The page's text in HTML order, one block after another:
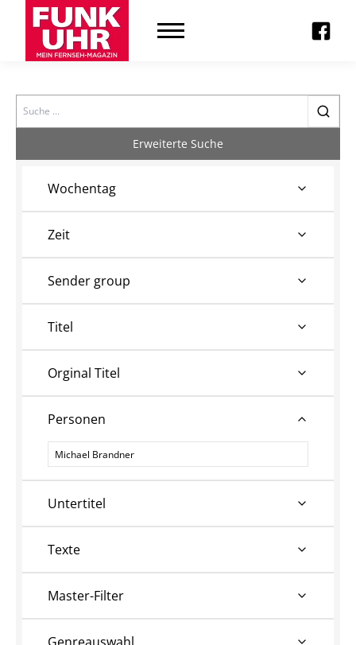
Search
Erweiterte Suche
Wochentag
Zeit
Sender group
Titel
Orginal Titel
Personen
Personen
Untertitel
Texte
Master-Filter